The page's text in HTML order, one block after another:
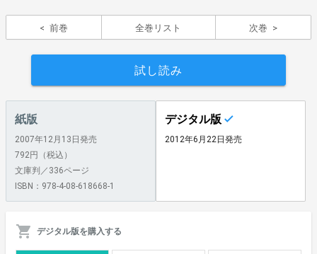
前巻 全巻リスト 次巻
試し読み
紙版
2007年12月13日発売
792円（税込）
文庫判／336ページ
ISBN：978-4-08-618668-1
デジタル版
2012年6月22日発売
デジタル版を購入する